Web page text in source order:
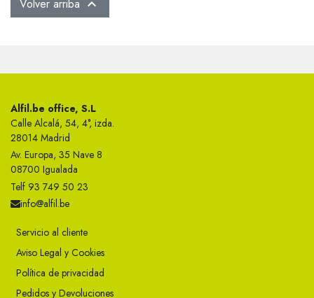
Volver arriba 
Alfil.be office, S.L
Calle Alcalá, 54, 4°, izda.
28014 Madrid
Av. Europa, 35 Nave 8
08700 Igualada
Telf 93 749 50 23
info@alfil.be
Servicio al cliente
Aviso Legal y Cookies
Política de privacidad
Pedidos y Devoluciones